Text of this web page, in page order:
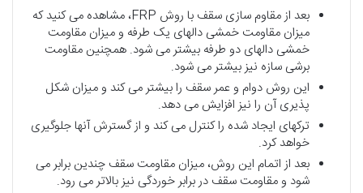
بعد از مقاوم سازی سقف با روش FRP، مشاهده می کنید که
میزان مقاومت خمشی دالهای یک طرفه و میزان مقاومت
خمشی دالهای دو طرفه بیشتر می شود. همچنین مقاومت
برشی سازه نیز بیشتر می شود.
این روش دوام و عمر سقف را بیشتر می کند و میزان شکل
پذیری آن را نیز افزایش می دهد.
ترکهای ایجاد شده را کنترل می کند و از گسترش آنها جلوگیری
خواهد کرد.
بعد از اتمام این روش، میزان مقاومت سقف چندین برابر می
شود و مقاومت سقف در برابر خوردگی نیز بالاتر می رود.